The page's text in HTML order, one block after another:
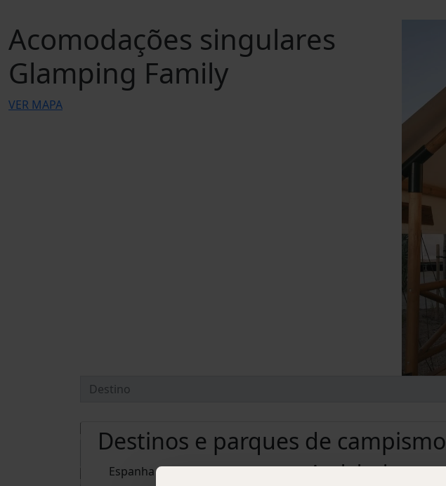
Acomodações singulares
Glamping Family
VER MAPA
Destinos e parques de campismo
Espanha Andaluzia